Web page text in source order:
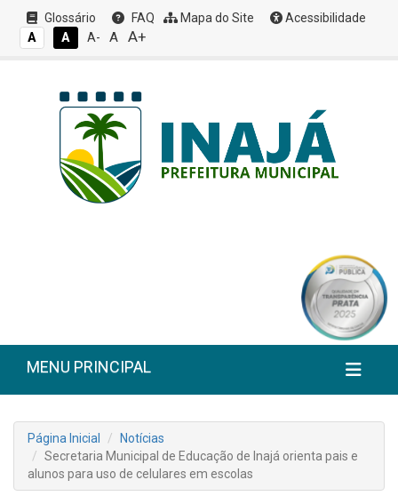
Glossário FAQ Mapa do Site
Acessibilidade
A
A A- A A+
MENU PRINCIPAL
Página Inicial
Notícias
Secretaria Municipal de Educação de Inajá orienta pais e
alunos para uso de celulares em escolas